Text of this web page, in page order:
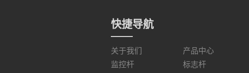
快捷导航
关于我们
产品中心
监控杆
标志杆